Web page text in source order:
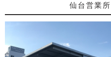
仙台営業所